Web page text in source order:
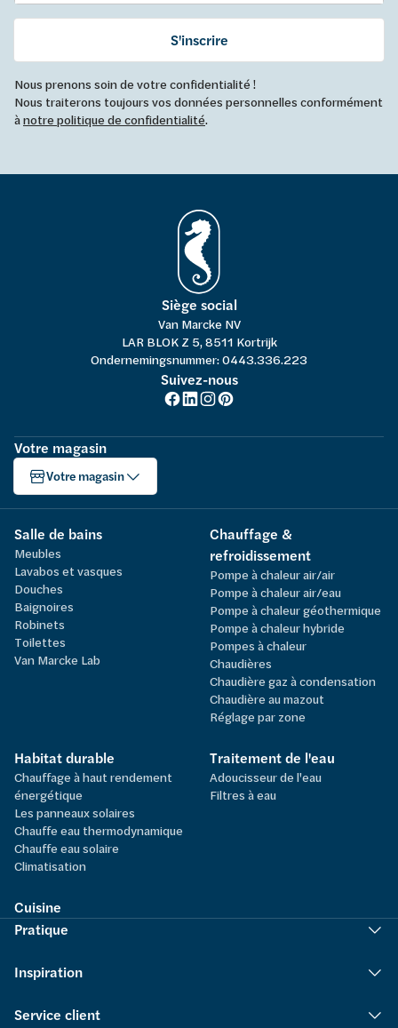
S'inscrire
Nous prenons soin de votre confidentialité !
Nous traiterons toujours vos données personnelles conformément
ànotre politique de confidentialité.
Siège social
Van Marcke NV
LAR BLOK Z 5, 8511 Kortrijk
Ondernemingsnummer: 0443.336.223
Suivez-nous
Votre magasin
Votre magasin
Salle de bains
Meubles
Lavabos et vasques
Douches
Baignoires
Robinets
Toilettes
Van Marcke Lab
Chauffage &
refroidissement
Pompe à chaleur air/air
Pompe à chaleur air/eau
Pompe à chaleur géothermique
Pompe à chaleur hybride
Pompes à chaleur
Chaudières
Chaudière gaz à condensation
Chaudière au mazout
Réglage par zone
Habitat durable
Chauffage à haut rendement
énergétique
Les panneaux solaires
Chauffe eau thermodynamique
Chauffe eau solaire
Climatisation
Traitement de l'eau
Adoucisseur de l'eau
Filtres à eau
Cuisine
Pratique
Inspiration
Service client